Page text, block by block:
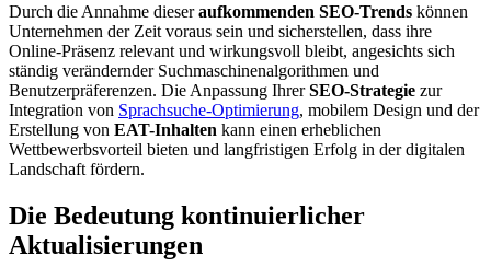
Durch die Annahme dieseraufkommenden SEO-Trends können
Unternehmen der Zeit voraus sein und sicherstellen, dass ihre
Online-Präsenz relevant und wirkungsvoll bleibt, angesichts sich
ständig verändernder Suchmaschinenalgorithmen und
Benutzerpräferenzen. Die Anpassung IhrerSEO-Strategie zur
Integration von Sprachsuche-Optimierung, mobilem Design und der
Erstellung von EAT-Inhalten kann einen erheblichen
Wettbewerbsvorteil bieten und langfristigen Erfolg in der digitalen
Landschaft fördern.
Die Bedeutung kontinuierlicher
Aktualisierungen